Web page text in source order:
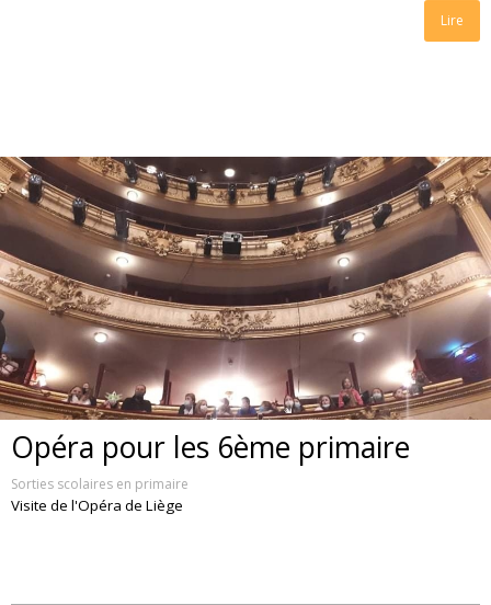
Lire
Opéra pour les 6ème primaire
Sorties scolaires en primaire
Visite de l'Opéra de Liège